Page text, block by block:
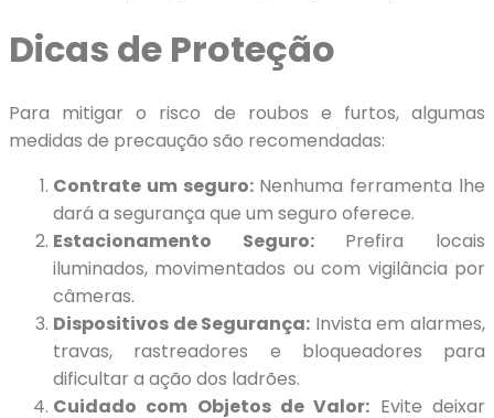
Dicas de Proteção
Para mitigar o risco de roubos e furtos, algumas
medidas de precaução são recomendadas:
Contrate um seguro:Nenhuma ferramenta lhe
dará a segurança que um seguro oferece.
Estacionamento Seguro:Prefira locais
iluminados, movimentados ou com vigilância por
câmeras.
Dispositivos de Segurança: Invista em alarmes,
travas, rastreadores e bloqueadores para
dificultar a ação dos ladrões.
Cuidado com Objetos de Valor: Evite deixar